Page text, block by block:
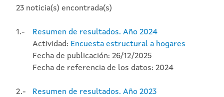
23 noticia(s) encontrada(s)
1.-
Resumen de resultados. Año 2024
Actividad: Encuesta estructural a hogares
Fecha de publicación: 26/12/2025
Fecha de referencia de los datos: 2024
2.-
Resumen de resultados. Año 2023